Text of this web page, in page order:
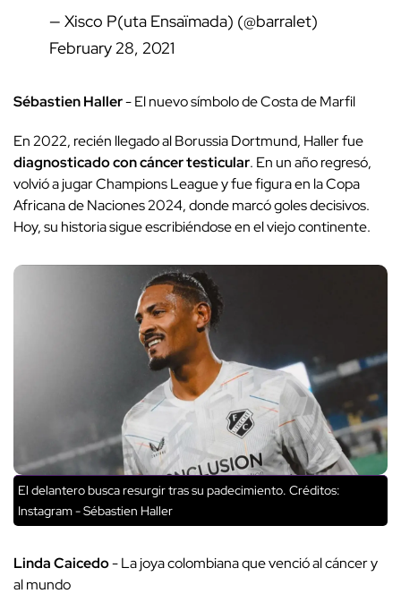
— Xisco P(uta Ensaïmada) (@barralet)
February 28, 2021
Sébastien Haller- El nuevo símbolo de Costa de Marfil
En 2022, recién llegado al Borussia Dortmund, Haller fue
diagnosticado con cáncer testicular. En un año regresó,
volvió a jugar Champions League y fue figura en la Copa
Africana de Naciones 2024, donde marcó goles decisivos.
Hoy, su historia sigue escribiéndose en el viejo continente.
El delantero busca resurgir tras su padecimiento. Créditos:
Instagram - Sébastien Haller
Linda Caicedo- La joya colombiana que venció al cáncer y
al mundo